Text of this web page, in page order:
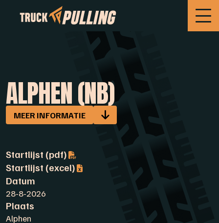
ALPHEN (NB)
MEER INFORMATIE
Startlijst (pdf)
Startlijst (excel)
Datum
28-8-2026
Plaats
Alphen